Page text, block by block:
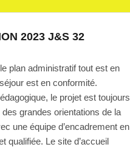
2023 J&S 32
plan administratif tout est en
est en conformité.
le projet est toujours
grandes orientations de la
une équipe d’encadrement en
qualifiée. Le site d’accueil